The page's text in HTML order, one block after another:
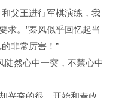
父王进行军棋演练，我
求。”秦风似乎回忆起当
非常厉害！”
然心中一突，不禁心中
奋的很，开始和秦政、